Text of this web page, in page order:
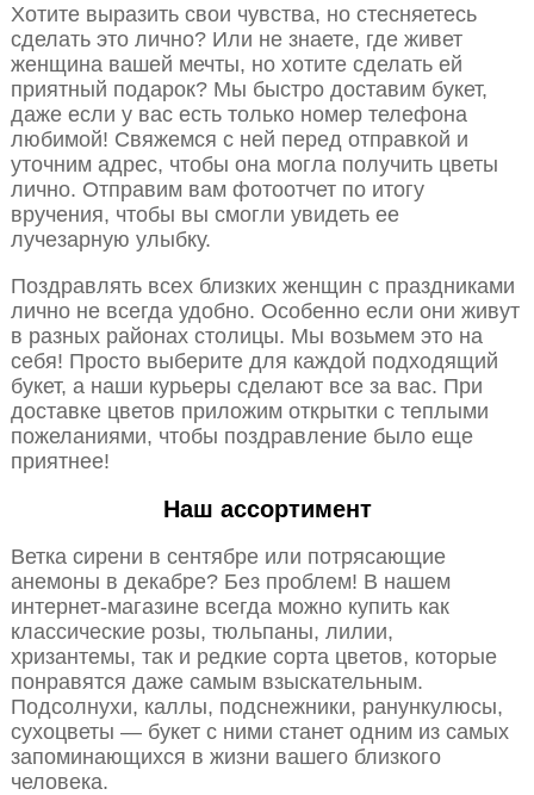
Хотите выразить свои чувства, но стесняетесь
сделать это лично? Или не знаете, где живет
женщина вашей мечты, но хотите сделать ей
приятный подарок? Мы быстро доставим букет,
даже если у вас есть только номер телефона
любимой! Свяжемся с ней перед отправкой и
уточним адрес, чтобы она могла получить цветы
лично. Отправим вам фотоотчет по итогу
вручения, чтобы вы смогли увидеть ее
лучезарную улыбку.
Поздравлять всех близких женщин с праздниками
лично не всегда удобно. Особенно если они живут
в разных районах столицы. Мы возьмем это на
себя! Просто выберите для каждой подходящий
букет, а наши курьеры сделают все за вас. При
доставке цветов приложим открытки с теплыми
пожеланиями, чтобы поздравление было еще
приятнее!
Наш ассортимент
Ветка сирени в сентябре или потрясающие
анемоны в декабре? Без проблем! В нашем
интернет-магазине всегда можно купить как
классические розы, тюльпаны, лилии,
хризантемы, так и редкие сорта цветов, которые
понравятся даже самым взыскательным.
Подсолнухи, каллы, подснежники, ранункулюсы,
сухоцветы — букет с ними станет одним из самых
запоминающихся в жизни вашего близкого
человека.